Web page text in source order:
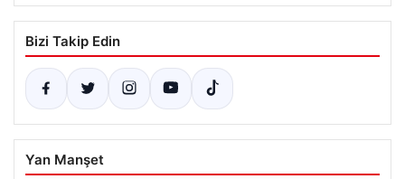
Bizi Takip Edin
Yan Manşet